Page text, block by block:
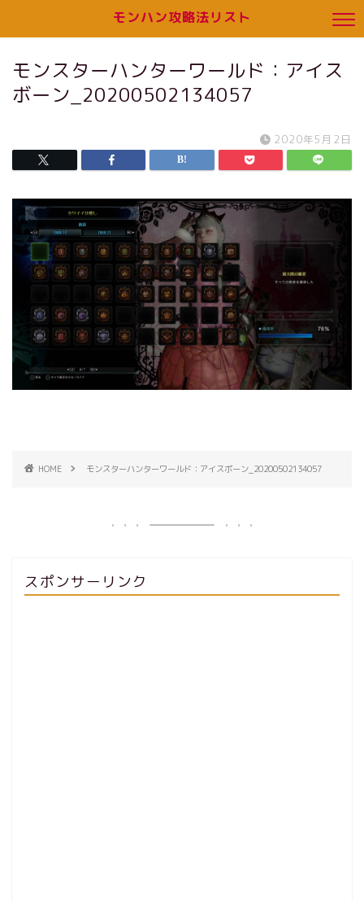
モンハン攻略法リスト
モンスターハンターワールド：アイス
ボーン_20200502134057
2020年5月2日
HOME モンスターハンターワールド：アイスボーン_20200502134057
スポンサーリンク